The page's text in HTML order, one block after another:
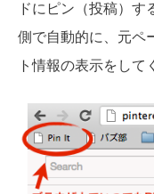
ドにピン（投稿）
側で自動的に、元ペ
ト情報の表示をして